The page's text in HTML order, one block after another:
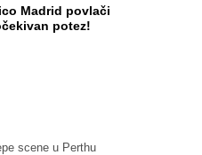
Madrid povlači
potez!
scene u Perthu